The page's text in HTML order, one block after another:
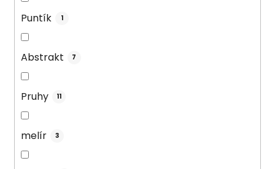
Puntík 1
Abstrakt 7
Pruhy 11
melír 3